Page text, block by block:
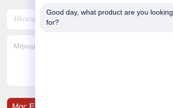
Good day, what product are you looking
for?